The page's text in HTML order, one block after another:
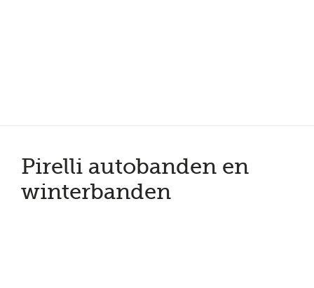
Pirelli autobanden en
winterbanden